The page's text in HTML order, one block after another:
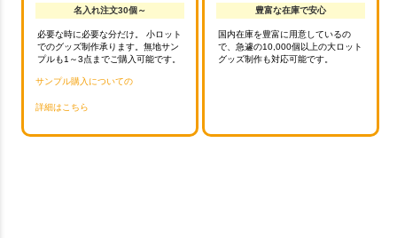
名入れ注文30個～
必要な時に必要な分だけ。 小ロット
でのグッズ制作承ります。無地サン
プルも1～3点までご購入可能です。
サンプル購入についての
詳細はこちら
豊富な在庫で安心
国内在庫を豊富に用意しているの
で、急遽の10,000個以上の大ロット
グッズ制作も対応可能です。